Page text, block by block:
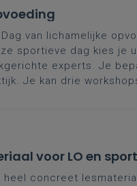
van lichamelijke
sportieve dag kies je
experts. Je
Je kan drie
voor LO en
concreet